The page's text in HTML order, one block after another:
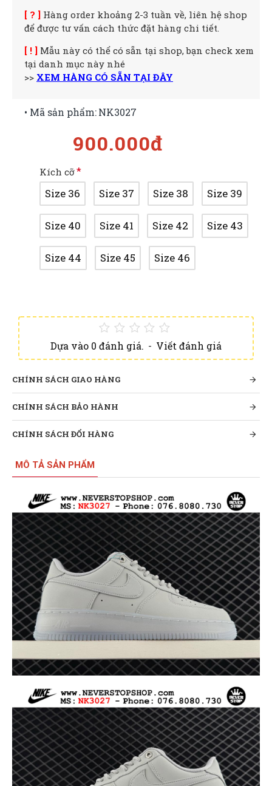
[ ? ] Hàng order khoảng 2-3 tuần về, liên hệ shop
để được tư vấn cách thức đặt hàng chi tiết.
[ ! ] Mẫu này có thể có sẵn tại shop, bạn check xem
tại danh mục này nhé
>> XEM HÀNG CÓ SẴN TẠI ĐÂY
Dựa vào 0 đánh giá. - Viết đánh giá
900.000đ
• Mã sản phẩm:NK3027
Kích cỡ
Size 36 Size 37 Size 38 Size 39
Size 40 Size 41 Size 42 Size 43
Size 44 Size 45 Size 46
CHÍNH SÁCH GIAO HÀNG
CHÍNH SÁCH BẢO HÀNH
CHÍNH SÁCH ĐỔI HÀNG
MÔ TẢ SẢN PHẨM